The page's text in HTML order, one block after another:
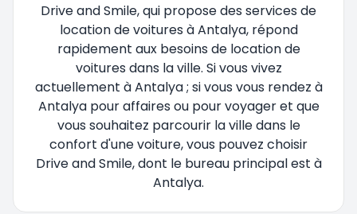
Drive and Smile, qui propose des services de
location de voitures à Antalya, répond
rapidement aux besoins de location de
voitures dans la ville. Si vous vivez
actuellement à Antalya ; si vous vous rendez à
Antalya pour affaires ou pour voyager et que
vous souhaitez parcourir la ville dans le
confort d'une voiture, vous pouvez choisir
Drive and Smile, dont le bureau principal est à
Antalya.